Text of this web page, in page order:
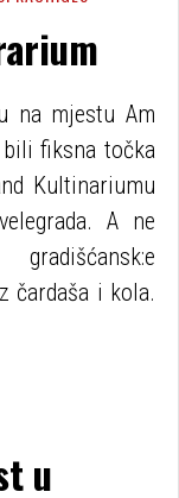
na mjestu Am
fiksna točka
Kultinariumu
A ne
čardaša i kola.
u